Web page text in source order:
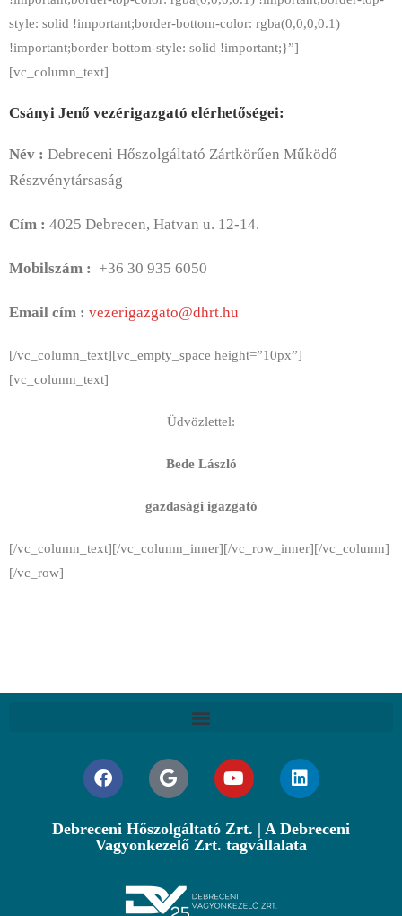
style: solid !important;border-bottom-color: rgba(0,0,0,0.1)
!important;border-bottom-style: solid !important;}”]
[vc_column_text]
Csányi Jenő vezérigazgató elérhetőségei:
Név : Debreceni Hőszolgáltató Zártkörűen Működő
Részvénytársaság
Cím : 4025 Debrecen, Hatvan u. 12-14.
Mobilszám : +36 30 935 6050
Email cím : vezerigazgato@dhrt.hu
[/vc_column_text][vc_empty_space height=”10px”]
[vc_column_text]
Üdvözlettel:
Bede László
gazdasági igazgató
[/vc_column_text][/vc_column_inner][/vc_row_inner][/vc_column]
[/vc_row]
Debreceni Hőszolgáltató Zrt. | A Debreceni
Vagyonkezelő Zrt. tagvállalata